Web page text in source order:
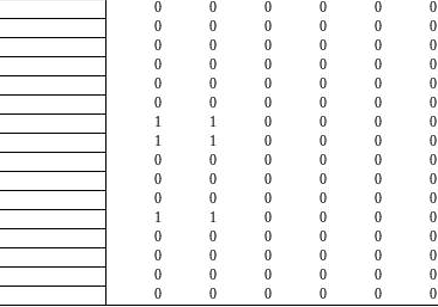
0 0 0 0 0 0
0 0 0 0 0 0
0 0 0 0 0 0
0 0 0 0 0 0
0 0 0 0 0 0
0 0 0 0 0 0
1 1 0 0 0 0
1 1 0 0 0 0
0 0 0 0 0 0
0 0 0 0 0 0
0 0 0 0 0 0
1 1 0 0 0 0
0 0 0 0 0 0
0 0 0 0 0 0
0 0 0 0 0 0
0 0 0 0 0 0